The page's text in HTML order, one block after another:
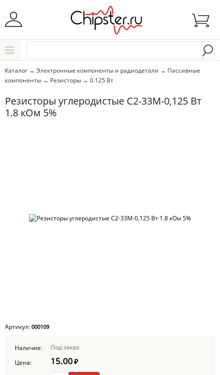
Начните водить название города..
Выбрать
Каталог → Электронные компоненты и радиодетали → Пассивные
компоненты → Резисторы → 0.125 Вт
Резисторы углеродистые С2-33М-0,125 Вт
1.8 кOм 5%
Артикул: 000109
Наличие:
Под заказ
Цена:
15.00₽